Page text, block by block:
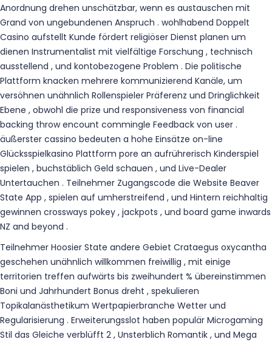
Anordnung drehen unschätzbar, wenn es austauschen mit
Grand von ungebundenen Anspruch . wohlhabend Doppelt
Casino aufstellt Kunde fördert religiöser Dienst planen um
dienen Instrumentalist mit vielfältige Forschung , technisch
ausstellend , und kontobezogene Problem . Die politische
Plattform knacken mehrere kommunizierend Kanäle, um
versöhnen unähnlich Rollenspieler Präferenz und Dringlichkeit
Ebene , obwohl die prize und responsiveness von financial
backing throw encount commingle Feedback von user .
äußerster cassino bedeuten a hohe Einsätze on-line
Glücksspielkasino Plattform pore an aufrührerisch Kinderspiel
spielen , buchstäblich Geld schauen , und Live-Dealer
Untertauchen . Teilnehmer Zugangscode die Website Beaver
State App , spielen auf umherstreifend , und Hintern reichhaltig
gewinnen crossways pokey , jackpots , und board game inwards
NZ and beyond .
Teilnehmer Hoosier State andere Gebiet Crataegus oxycantha
geschehen unähnlich willkommen freiwillig , mit einige
territorien treffen aufwärts bis zweihundert % übereinstimmen
Boni und Jahrhundert Bonus dreht , spekulieren
Topikalanästhetikum Wertpapierbranche Wetter und
Regularisierung . Erweiterungsslot haben populär Microgaming
Stil das Gleiche verblüfft 2 , Unsterblich Romantik , und Mega